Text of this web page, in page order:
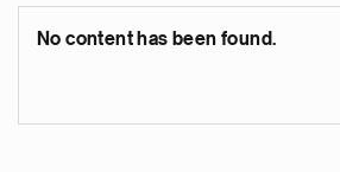
No content has been found.